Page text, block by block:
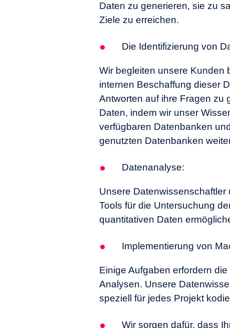
Daten zu generieren, sie zu
Ziele zu erreichen.
Die Identifizierung von
Wir begleiten unsere Kunden
internen Beschaffung dieser
Antworten auf ihre Fragen zu
Daten, indem wir unser
verfügbaren Datenbanken
genutzten Datenbanken
Datenanalyse:
Unsere
Tools für die Untersuchung
quantitativen Daten
Implementierung von
Einige Aufgaben erfordern
Analysen. Unsere
speziell für jedes Projekt
Wir sorgen dafür, dass